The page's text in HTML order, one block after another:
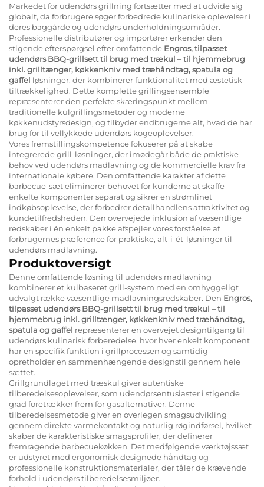
Markedet for udendørs grillning fortsætter med at udvide sig
globalt, da forbrugere søger forbedrede kulinariske oplevelser i
deres baggårde og udendørs underholdningsområder.
Professionelle distributører og importører erkender den
stigende efterspørgsel efter omfattende Engros, tilpasset
udendørs BBQ-grillsett til brug med trækul – til hjemmebrug
inkl. grilltænger, køkkenkniv med træhåndtag, spatula og
gaffel løsninger, der kombinerer funktionalitet med æstetisk
tiltrækkelighed. Dette komplette grillingsensemble
repræsenterer den perfekte skæringspunkt mellem
traditionelle kulgrillingsmetoder og moderne
køkkenudstyrsdesign, og tilbyder endbrugerne alt, hvad de har
brug for til vellykkede udendørs kogeoplevelser.
Vores fremstillingskompetence fokuserer på at skabe
integrerede grill-løsninger, der imødegår både de praktiske
behov ved udendørs madlavning og de kommercielle krav fra
internationale købere. Den omfattende karakter af dette
barbecue-sæt eliminerer behovet for kunderne at skaffe
enkelte komponenter separat og sikrer en strømlinet
indkøbsoplevelse, der forbedrer detailhandlens attraktivitet og
kundetilfredsheden. Den overvejede inklusion af væsentlige
redskaber i én enkelt pakke afspejler vores forståelse af
forbrugernes præference for praktiske, alt-i-ét-løsninger til
udendørs madlavning.
Produktoversigt
Denne omfattende løsning til udendørs madlavning
kombinerer et kulbaseret grill-system med en omhyggeligt
udvalgt række væsentlige madlavningsredskaber. Den Engros,
tilpasset udendørs BBQ-grillsett til brug med trækul – til
hjemmebrug inkl. grilltænger, køkkenkniv med træhåndtag,
spatula og gaffel repræsenterer en overvejet designtilgang til
udendørs kulinarisk forberedelse, hvor hver enkelt komponent
har en specifik funktion i grillprocessen og samtidig
opretholder en sammenhængende designstil gennem hele
sættet.
Grillgrundlaget med træskul giver autentiske
tilberedelsesoplevelser, som udendørsentusiaster i stigende
grad foretrækker frem for gasalternativer. Denne
tilberedelsesmetode giver en overlegen smagsudvikling
gennem direkte varmekontakt og naturlig røgindførsel, hvilket
skaber de karakteristiske smagsprofiler, der definerer
fremragende barbecuekøkken. Det medfølgende værktøjssæt
er udstyret med ergonomisk designede håndtag og
professionelle konstruktionsmaterialer, der tåler de krævende
forhold i udendørs tilberedelsesmiljøer.